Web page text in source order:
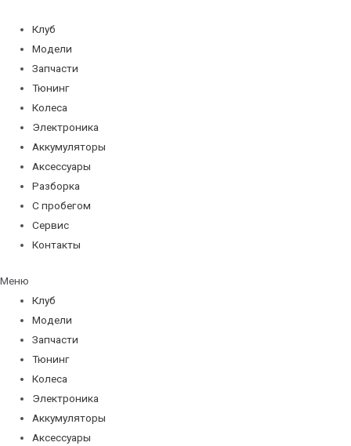
содержимому
Клуб
Модели
Запчасти
Тюнинг
Колеса
Электроника
Аккумуляторы
Аксессуары
Разборка
С пробегом
Сервис
Контакты
Меню
Клуб
Модели
Запчасти
Тюнинг
Колеса
Электроника
Аккумуляторы
Аксессуары